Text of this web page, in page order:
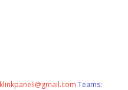
Teams: